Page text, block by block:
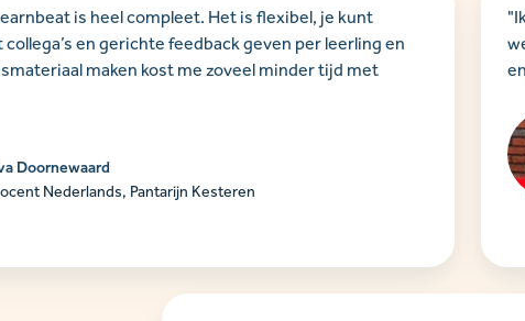
is heel compleet. Het is flexibel, je kunt
en gerichte feedback geven per leerling en
maken kost me zoveel minder tijd met
Doornewaard
Nederlands, Pantarijn Kesteren